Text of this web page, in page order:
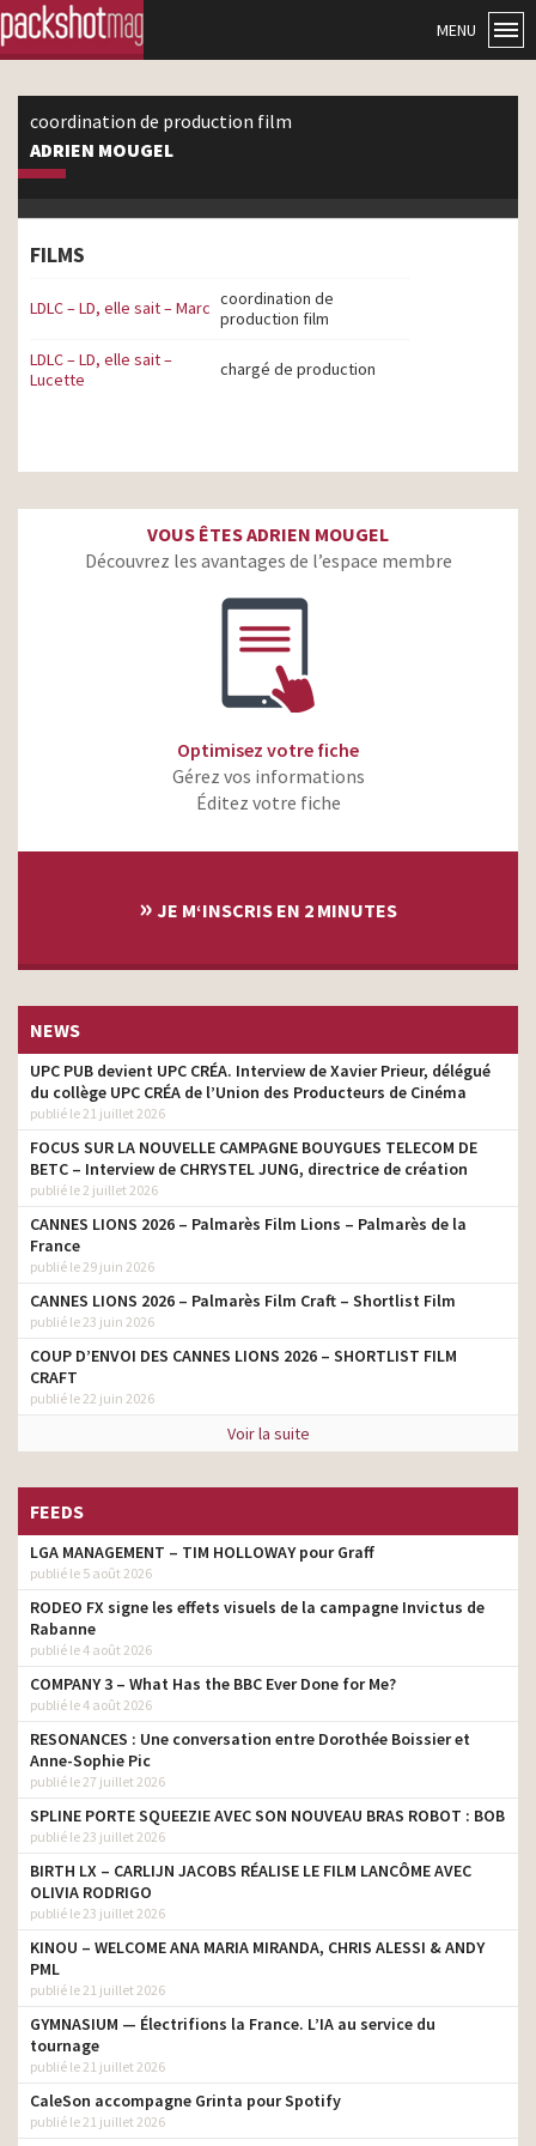
MENU
coordination de production film
ADRIEN MOUGEL
FILMS
LDLC – LD, elle sait – Marc coordination de
production film
LDLC – LD, elle sait –
Lucette
chargé de production
VOUS ÊTES ADRIEN MOUGEL
Découvrez les avantages de l’espace membre
Optimisez votre fiche
Gérez vos informations
Éditez votre fiche
» JE M‘INSCRIS EN 2 MINUTES
NEWS
UPC PUB devient UPC CRÉA. Interview de Xavier Prieur, délégué
du collège UPC CRÉA de l’Union des Producteurs de Cinéma
publié le 21 juillet 2026
FOCUS SUR LA NOUVELLE CAMPAGNE BOUYGUES TELECOM DE
BETC – Interview de CHRYSTEL JUNG, directrice de création
publié le 2 juillet 2026
CANNES LIONS 2026 – Palmarès Film Lions – Palmarès de la
France
publié le 29 juin 2026
CANNES LIONS 2026 – Palmarès Film Craft – Shortlist Film
publié le 23 juin 2026
COUP D’ENVOI DES CANNES LIONS 2026 – SHORTLIST FILM
CRAFT
publié le 22 juin 2026
Voir la suite
FEEDS
LGA MANAGEMENT – TIM HOLLOWAY pour Graff
publié le 5 août 2026
RODEO FX signe les effets visuels de la campagne Invictus de
Rabanne
publié le 4 août 2026
COMPANY 3 – What Has the BBC Ever Done for Me?
publié le 4 août 2026
RESONANCES : Une conversation entre Dorothée Boissier et
Anne-Sophie Pic
publié le 27 juillet 2026
SPLINE PORTE SQUEEZIE AVEC SON NOUVEAU BRAS ROBOT : BOB
publié le 23 juillet 2026
BIRTH LX – CARLIJN JACOBS RÉALISE LE FILM LANCÔME AVEC
OLIVIA RODRIGO
publié le 23 juillet 2026
KINOU – WELCOME ANA MARIA MIRANDA, CHRIS ALESSI & ANDY
PML
publié le 21 juillet 2026
GYMNASIUM — Électrifions la France. L’IA au service du
tournage
publié le 21 juillet 2026
CaleSon accompagne Grinta pour Spotify
publié le 21 juillet 2026